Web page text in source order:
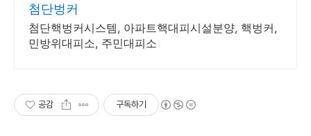
첨단벙커
첨단핵벙커시스템, 아파트핵대피시설분양, 핵벙커,
민방위대피소, 주민대피소
공감 구독하기